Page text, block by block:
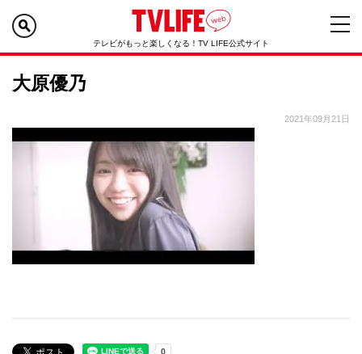
テレビがもっと楽しくなる！TV LIFE公式サイト
大原優乃
2021年09月21日